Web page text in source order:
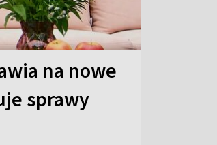
na nowe
sprawy